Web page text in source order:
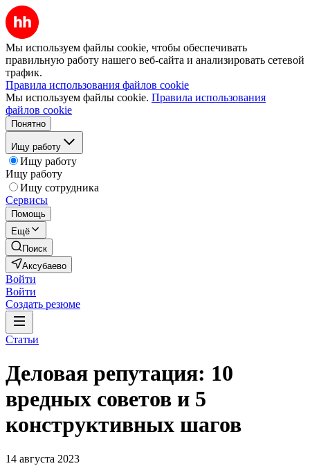
Мы используем файлы cookie, чтобы обеспечивать
правильную работу нашего веб-сайта и анализировать сетевой
трафик.
Правила использования файлов cookie
Мы используем файлы cookie. Правила использования
файлов cookie
Понятно
Ищу работу
Ищу работу
Ищу работу
Ищу сотрудника
Сервисы
Помощь
Ещё
Поиск
Аксубаево
Войти
Войти
Создать резюме
Статьи
Деловая репутация: 10
вредных советов и 5
конструктивных шагов
14 августа 2023